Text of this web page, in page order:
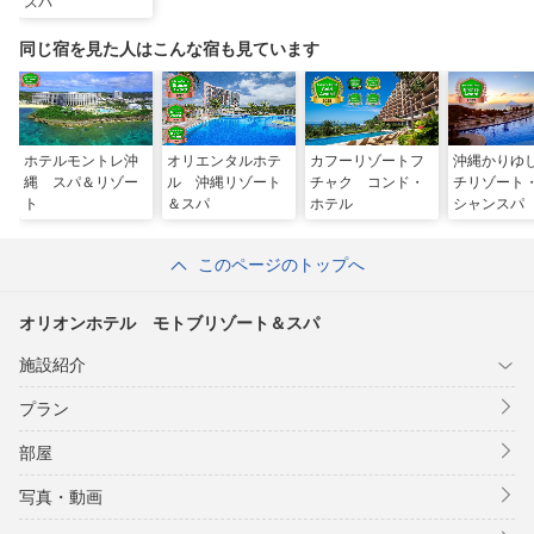
同じ宿を見た人はこんな宿も見ています
ホテルモントレ沖
縄 スパ＆リゾー
ト
オリエンタルホテ
ル 沖縄リゾート
＆スパ
カフーリゾートフ
チャク コンド・
ホテル
沖縄かりゆ
チリゾート
シャンスパ
このページのトップへ
オリオンホテル モトブリゾート＆スパ
施設紹介
プラン
部屋
写真・動画